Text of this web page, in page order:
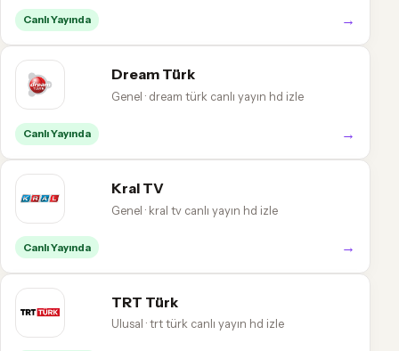
Canlı Yayında →
Dream Türk
Genel · dream türk canlı yayın hd izle
Canlı Yayında →
Kral TV
Genel · kral tv canlı yayın hd izle
Canlı Yayında →
TRT Türk
Ulusal · trt türk canlı yayın hd izle